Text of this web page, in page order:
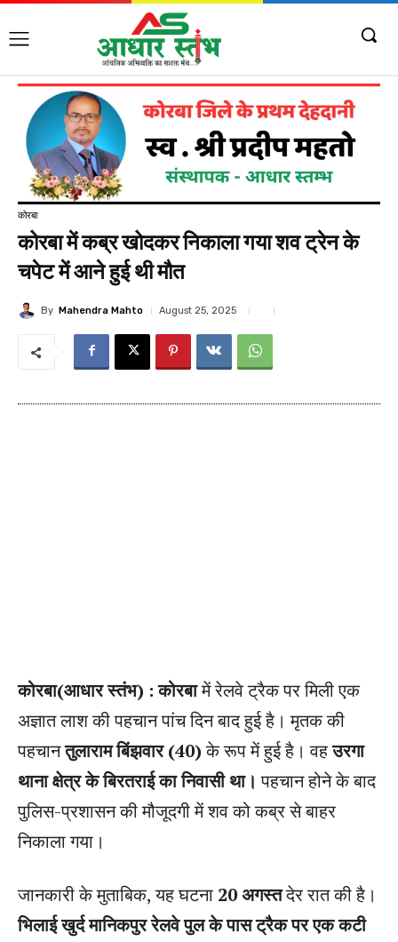
कोरबा
कोरबा में कब्र खोदकर निकाला गया शव ट्रेन के
चपेट में आने हुई थी मौत
By Mahendra Mahto August 25, 2025
कोरबा(आधार स्तंभ) : कोरबामें रेलवे ट्रैक पर मिली एक
अज्ञात लाश की पहचान पांच दिन बाद हुई है। मृतक की
पहचानतुलाराम बिंझवार (40)के रूप में हुई है। वहउरगा
थाना क्षेत्र के बिरतराई का निवासी था। पहचान होने के बाद
पुलिस-प्रशासन की मौजूदगी में शव को कब्र से बाहर
निकाला गया।
जानकारी के मुताबिक, यह घटना 20 अगस्तदेर रात की है।
भिलाई खुर्द मानिकपुर रेलवे पुल के पास ट्रैक पर एक कटी